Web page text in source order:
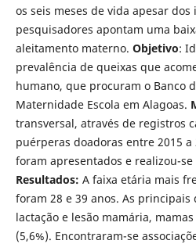
os seis meses de vida apesar
pesquisadores apontam uma
aleitamento materno. Objetivo:
prevalência de queixas que
humano, que procuram o Banco
Maternidade Escola em Alagoas.
transversal, através de registros
puérperas doadoras entre 2015 a
foram apresentados e realizou-
Resultados: A faixa etária mais
foram 28 e 39 anos. As
lactação e lesão mamária,
(5,6%). Encontraram-se